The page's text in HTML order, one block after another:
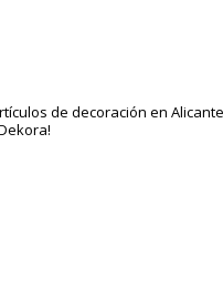
de decoración en